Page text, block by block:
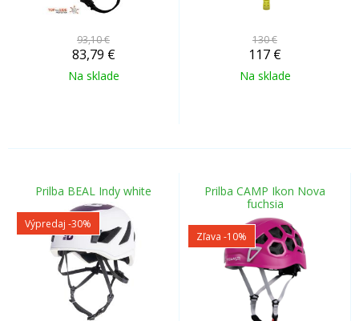
93,10 €
83,79 €
Na sklade
130 €
117 €
Na sklade
Prilba BEAL Indy white
Výpredaj -30%
Prilba CAMP Ikon Nova
fuchsia
Zľava -10%